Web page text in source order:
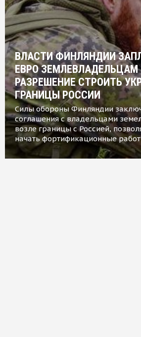
ВЛАСТИ ФИНЛЯНДИИ
ЕВРО ЗЕМЛЕВЛАДЕЛЬЦАМ
РАЗРЕШЕНИЕ СТРОИТЬ
ГРАНИЦЫ РОССИИ
Силы обороны Финляндии
соглашения с владельцами
возле границы с Россией,
начать фортификационные